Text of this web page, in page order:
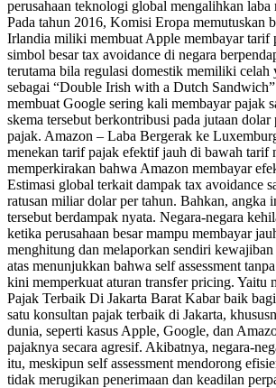
perusahaan teknologi global mengalihkan
Pada tahun 2016, Komisi Eropa memutuskan
Irlandia miliki membuat Apple membayar tarif
simbol besar tax avoidance di negara
terutama bila regulasi domestik memiliki
sebagai “Double Irish with a Dutch
membuat Google sering kali membayar pajak
skema tersebut berkontribusi pada jutaan
pajak. Amazon – Laba Bergerak ke
menekan tarif pajak efektif jauh di bawah tarif
memperkirakan bahwa Amazon membayar
Estimasi global terkait dampak tax avoidance
ratusan miliar dolar per tahun. Bahkan,
tersebut berdampak nyata. Negara-negara
ketika perusahaan besar mampu membayar
menghitung dan melaporkan sendiri
atas menunjukkan bahwa self assessment
kini memperkuat aturan transfer pricing. Yaitu
Pajak Terbaik Di Jakarta Barat Kabar baik
satu konsultan pajak terbaik di Jakarta,
dunia, seperti kasus Apple, Google, dan
pajaknya secara agresif. Akibatnya, negara-
itu, meskipun self assessment mendorong
tidak merugikan penerimaan dan keadilan